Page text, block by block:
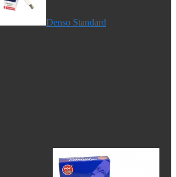
Denso Standard